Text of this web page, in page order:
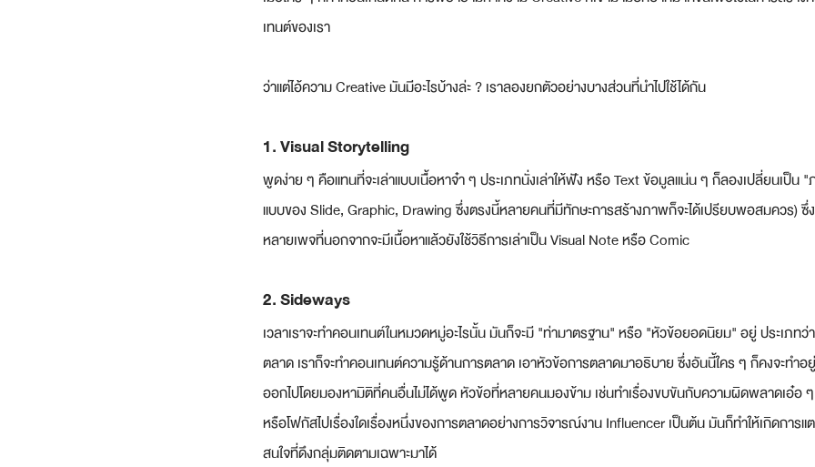
เทนต์ของเรา
ว่าแต่ไอ้ความ Creative มันมีอะไรบ้างล่ะ ? เราลองยกตัวอย่างบางส่วนที่นำไปใช้ได้กัน
1. Visual Storytelling
พูดง่าย ๆ คือแทนที่จะเล่าแบบเนื้่อหาจ๋า ๆ ประเภทนั่งเล่าให้ฟัง หรือ Text ข้อมูลแน่น ๆ ก็ลองเปลี่ยนเป็น "
แบบของ Slide, Graphic, Drawing ซึ่งตรงนี้หลายคนที่มีทักษะการสร้างภาพก็จะได้เปรียบพอสมควร) ซึ่ง
หลายเพจที่นอกจากจะมีเนื้อหาแล้วยังใช้วิธีการเล่าเป็น Visual Note หรือ Comic
2. Sideways
เวลาเราจะทำคอนเทนต์ในหมวดหมู่อะไรนั้น มันก็จะมี "ท่ามาตรฐาน" หรือ "หัวข้อยอดนิยม" อยู่ ประเภท
ตลาด เราก็จะทำคอนเทนต์ความรู้ด้านการตลาด เอาหัวข้อการตลาดมาอธิบาย ซึ่งอันนี้ใคร ๆ ก็คงจะทำอ
ออกไปโดยมองหามิติที่คนอื่นไม่ได้พูด หัวข้อที่หลายคนมองข้าม เช่นทำเรื่องขบขันกับความผิดพลาดเอ๋อ
หรือโฟกัสไปเรื่องใดเรื่องหนึ่งของการตลาดอย่างการวิจารณ์งาน Influencer เป็นต้น มันก็ทำให้เกิดการแ
สนใจที่ดึงกลุ่มติดตามเฉพาะมาได้